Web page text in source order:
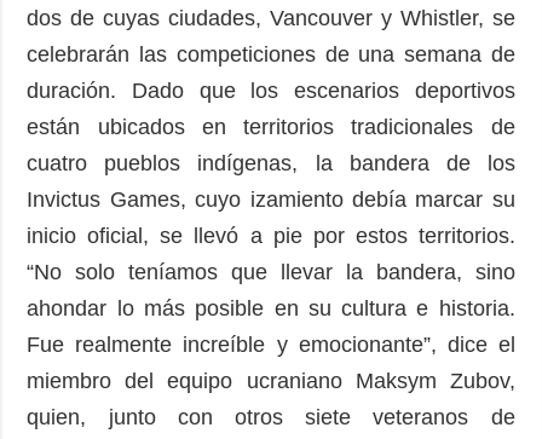
dos de cuyas ciudades, Vancouver y Whistler, se
celebrarán las competiciones de una semana de
duración. Dado que los escenarios deportivos
están ubicados en territorios tradicionales de
cuatro pueblos indígenas, la bandera de los
Invictus Games, cuyo izamiento debía marcar su
inicio oficial, se llevó a pie por estos territorios.
“No solo teníamos que llevar la bandera, sino
ahondar lo más posible en su cultura e historia.
Fue realmente increíble y emocionante”, dice el
miembro del equipo ucraniano Maksym Zubov,
quien, junto con otros siete veteranos de